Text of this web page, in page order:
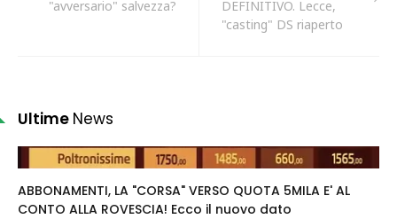
"avversario" salvezza?
DEFINITIVO. Lecce,
"casting" DS riaperto
Ultime News
ABBONAMENTI, LA "CORSA" VERSO QUOTA 5MILA E' AL
CONTO ALLA ROVESCIA! Ecco il nuovo dato